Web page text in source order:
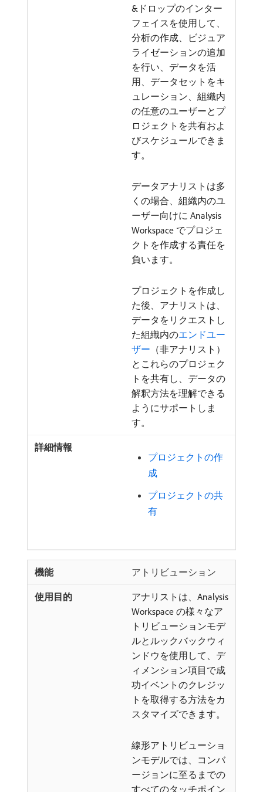
&ドロップのインター
フェイスを使用して、
分析の作成、ビジュア
ライゼーションの追加
を行い、データを活
用、データセットをキ
ュレーション、組織内
の任意のユーザーとプ
ロジェクトを共有およ
びスケジュールできま
す。
データアナリストは多
くの場合、組織内のユ
ーザー向けに Analysis
Workspace でプロジェ
クトを作成する責任を
負います。
プロジェクトを作成し
た後、アナリストは、
データをリクエストし
た組織内のエンドユー
ザー （非アナリスト）
とこれらのプロジェク
トを共有し、データの
解釈方法を理解できる
ようにサポートしま
す。
プロジェクトの作
成
プロジェクトの共
有
アトリビューション
アナリストは、Analysis
Workspace の様々なア
トリビューションモデ
ルとルックバックウィ
ンドウを使用して、デ
ィメンション項目で成
功イベントのクレジッ
トを取得する方法をカ
スタマイズできます。
線形アトリビューショ
ンモデルでは、コンバ
ージョンに至るまでの
すべてのタッチポイン